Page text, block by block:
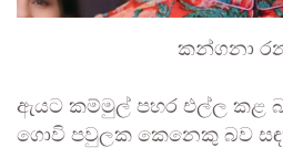
කන්ගනා
ඇයට කම්මුල් පහර එල්ල කළ
ගොවි පවුලක කෙනෙකු බව